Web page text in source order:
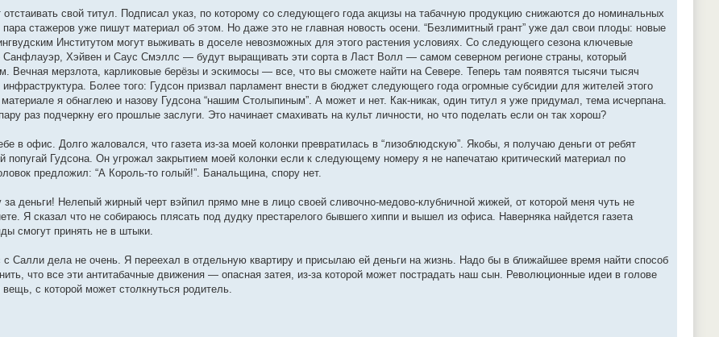
свой титул. Подписал указ, по которому со следующего года акцизы на табачную продукцию снижаются до номинальных
пара стажеров уже пишут материал об этом. Но даже это не главная новость осени. “Безлимитный грант” уже дал свои плоды: новые
Институтом могут выживать в доселе невозможных для этого растения условиях. Со следующего сезона ключевые
Хэйвен и Саус Смэллс — будут выращивать эти сорта в Ласт Волл — самом северном регионе страны, который
Вечная мерзлота, карликовые берёзы и эскимосы — все, что вы сможете найти на Севере. Теперь там появятся тысячи тысяч
Более того: Гудсон призвал парламент внести в бюджет следующего года огромные субсидии для жителей этого
я обнаглею и назову Гудсона “нашим Столыпиным”. А может и нет. Как-никак, один титул я уже придумал, тема исчерпана.
раз подчеркну его прошлые заслуги. Это начинает смахивать на культ личности, но что поделать если он так хорош?
в офис. Долго жаловался, что газета из-за моей колонки превратилась в “лизоблюдскую”. Якобы, я получаю деньги от ребят
попугай Гудсона. Он угрожал закрытием моей колонки если к следующему номеру я не напечатаю критический материал по
предложил: “А Король-то голый!”. Банальщина, спору нет.
деньги! Нелепый жирный черт вэйпил прямо мне в лицо своей сливочно-медово-клубничной жижей, от которой меня чуть не
Я сказал что не собираюсь плясать под дудку престарелого бывшего хиппи и вышел из офиса. Наверняка найдется газета
смогут принять не в штыки.
с Салли дела не очень. Я переехал в отдельную квартиру и присылаю ей деньги на жизнь. Надо бы в ближайшее время найти способ
что все эти антитабачные движения — опасная затея, из-за которой может пострадать наш сын. Революционные идеи в голове
с которой может столкнуться родитель.